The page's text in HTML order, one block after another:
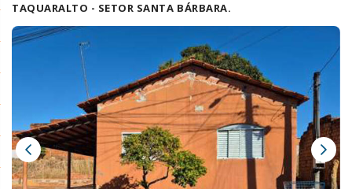
TAQUARALTO - SETOR SANTA BÁRBARA.